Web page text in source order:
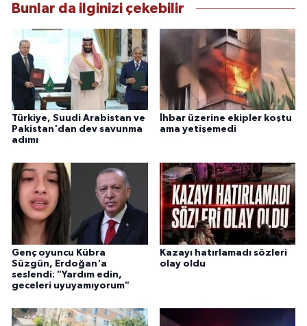
Bunlar da ilginizi çekebilir
Türkiye, Suudi Arabistan ve
Pakistan'dan dev savunma
adımı
İhbar üzerine ekipler koştu
ama yetişemedi
Genç oyuncu Kübra
Süzgün, Erdoğan'a
seslendi: "Yardım edin,
geceleri uyuyamıyorum"
Kazayı hatırlamadı sözleri
olay oldu